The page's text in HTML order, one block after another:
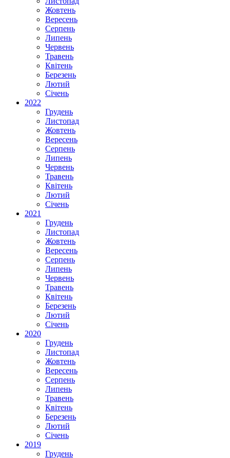
Жовтень
Вересень
Серпень
Липень
Червень
Травень
Квітень
Березень
Лютий
Січень
2022
Грудень
Листопад
Жовтень
Вересень
Серпень
Липень
Червень
Травень
Квітень
Лютий
Січень
2021
Грудень
Листопад
Жовтень
Вересень
Серпень
Липень
Червень
Травень
Квітень
Березень
Лютий
Січень
2020
Грудень
Листопад
Жовтень
Вересень
Серпень
Липень
Травень
Квітень
Березень
Лютий
Січень
2019
Грудень